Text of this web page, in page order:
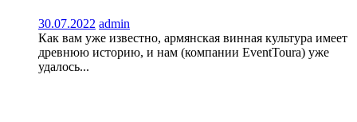
30.07.2022 admin
Как вам уже известно, армянская винная культура имеет
древнюю историю, и нам (компании EventToura) уже
удалось...